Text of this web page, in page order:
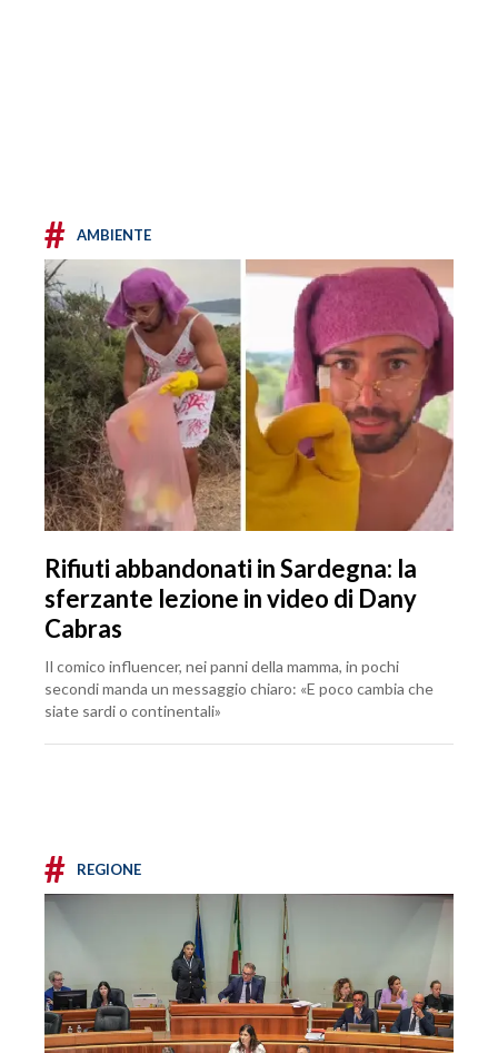
# AMBIENTE
Rifiuti abbandonati in Sardegna: la
sferzante lezione in video di Dany
Cabras
Il comico influencer, nei panni della mamma, in pochi
secondi manda un messaggio chiaro: «E poco cambia che
siate sardi o continentali»
# REGIONE